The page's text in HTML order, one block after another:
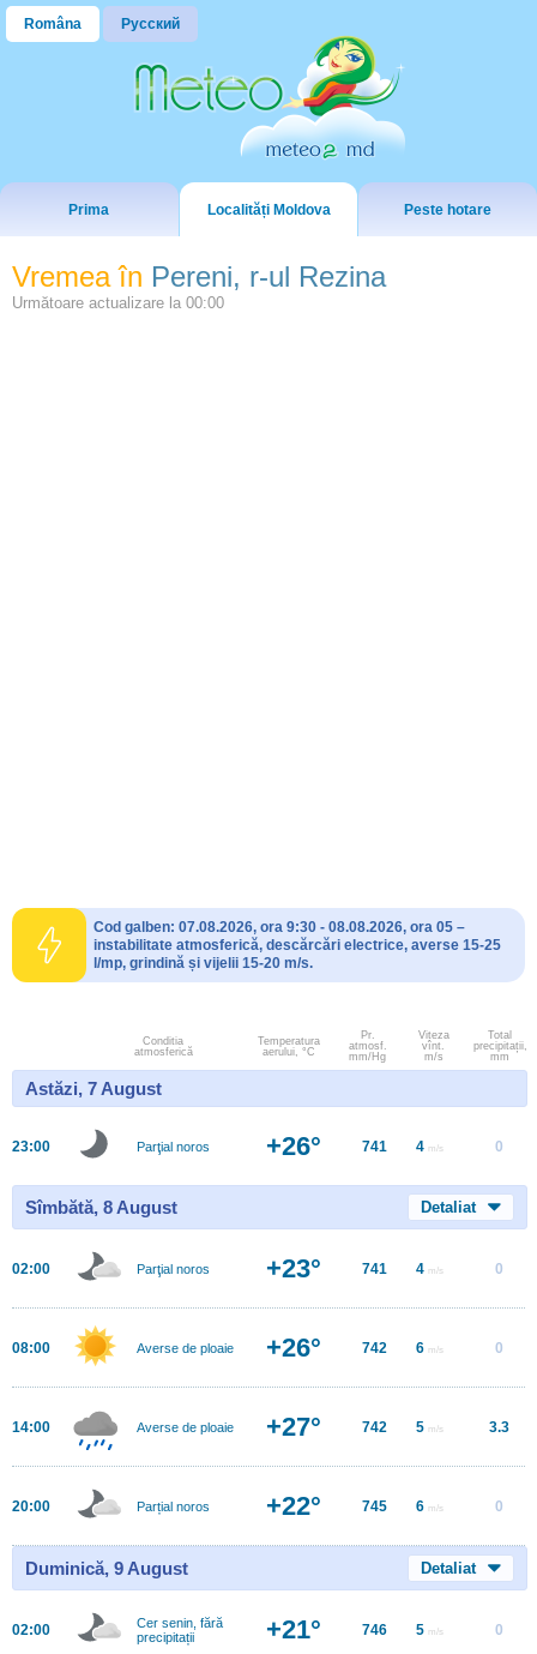
Româna Русский
Prima Localități Moldova Peste hotare
Vremea în Pereni, r-ul Rezina
Următoare actualizare la 00:00
Cod galben: 07.08.2026, ora 9:30 - 08.08.2026, ora 05 –
instabilitate atmosferică, descărcări electrice, averse 15-25
l/mp, grindină și vijelii 15-20 m/s.
Conditia
atmosferică
Temperatura
aerului, °C
Pr.
atmosf.
mm/Hg
Viteza
vînt.
m/s
Total
precipitații,
mm
Astăzi, 7 August
23:00 Parţial noros +26° 741 4 m/s 0
Sîmbătă, 8 August Detaliat
02:00 Parţial noros +23° 741 4 m/s 0
08:00 Averse de ploaie +26° 742 6 m/s 0
14:00 Averse de ploaie +27° 742 5 m/s 3.3
20:00 Parțial noros +22° 745 6 m/s 0
Duminică, 9 August Detaliat
02:00
Cer senin, fără
precipitații
+21° 746 5 m/s 0